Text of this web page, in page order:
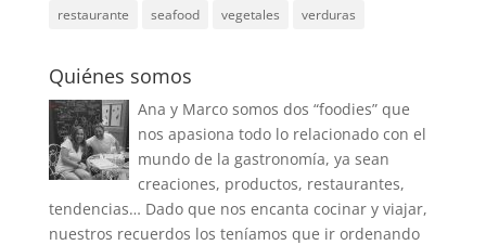
restaurante
seafood vegetales verduras
Quiénes somos
Ana y Marco somos dos “foodies” que
nos apasiona todo lo relacionado con el
mundo de la gastronomía, ya sean
creaciones, productos, restaurantes,
tendencias… Dado que nos encanta cocinar y viajar,
nuestros recuerdos los teníamos que ir ordenando